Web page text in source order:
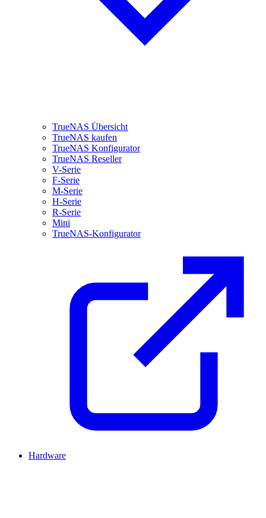
TrueNAS Übersicht
TrueNAS kaufen
TrueNAS Konfigurator
TrueNAS Reseller
V-Serie
F-Serie
M-Serie
H-Serie
R-Serie
Mini
TrueNAS-Konfigurator
Hardware